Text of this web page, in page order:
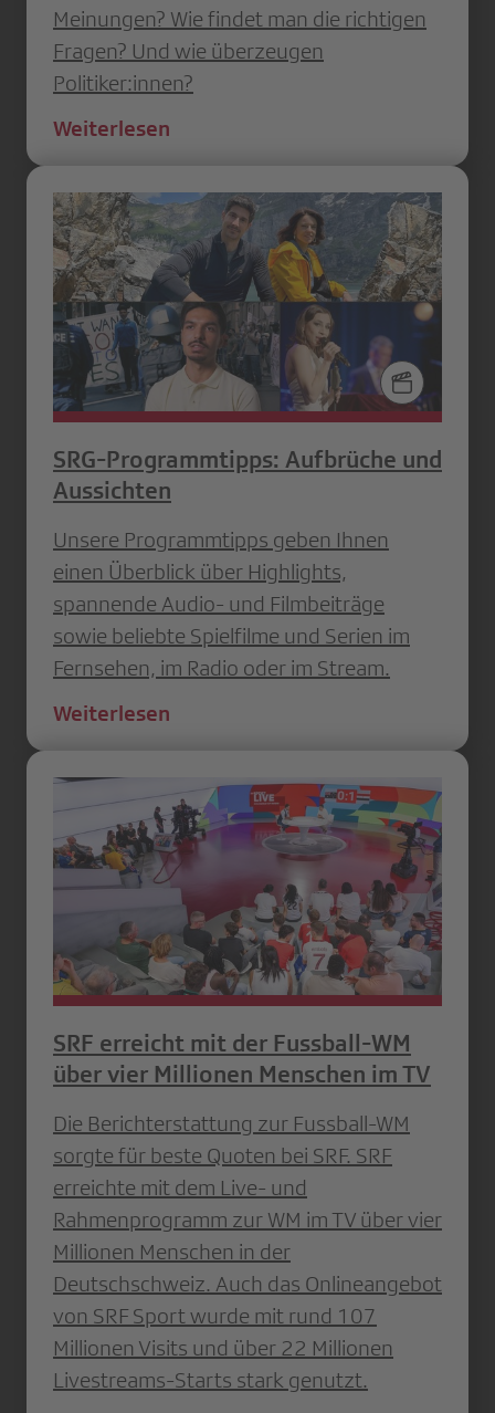
Meinungen? Wie findet man die richtigen
Fragen? Und wie überzeugen
Politiker:innen?
Weiterlesen
SRG-Programmtipps: Aufbrüche und
Aussichten
Unsere Programmtipps geben Ihnen
einen Überblick über Highlights,
spannende Audio- und Filmbeiträge
sowie beliebte Spielfilme und Serien im
Fernsehen, im Radio oder im Stream.
Weiterlesen
SRF erreicht mit der Fussball-WM
über vier Millionen Menschen im TV
Die Berichterstattung zur Fussball-WM
sorgte für beste Quoten bei SRF. SRF
erreichte mit dem Live- und
Rahmenprogramm zur WM im TV über vier
Millionen Menschen in der
Deutschschweiz. Auch das Onlineangebot
von SRF Sport wurde mit rund 107
Millionen Visits und über 22 Millionen
Livestreams-Starts stark genutzt.